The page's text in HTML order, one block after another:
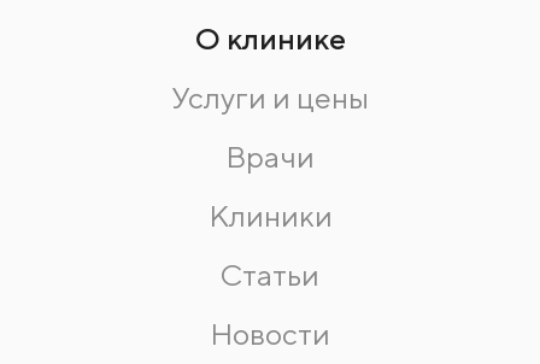
О клинике
Услуги и цены
Врачи
Клиники
Статьи
Новости